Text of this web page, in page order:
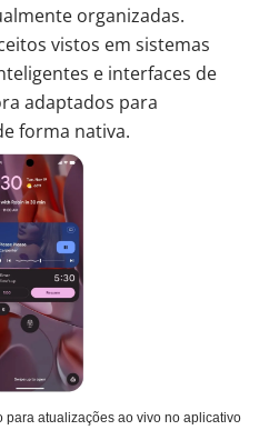
organizadas.
vistos em sistemas
e interfaces de
adaptados para
forma nativa.
para atualizações ao vivo no aplicativo